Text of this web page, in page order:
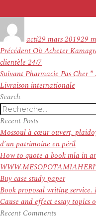
actile
29 mars 201929
Navigation
de
l’article
Précédent Article
précédent :
Où Acheter
clientèle 24/7
SuivantArticle
suivant :
Pharmacie Pas Cher
Livraison internationale
Search
Recherche
pour
:
Recent Posts
Mossoul à cœur ouvert,
d’un patrimoine en péril
How to quote a book mla in
Buy case study paper
Book proposal writing service.
Cause and effect essay topics
Recent Comments